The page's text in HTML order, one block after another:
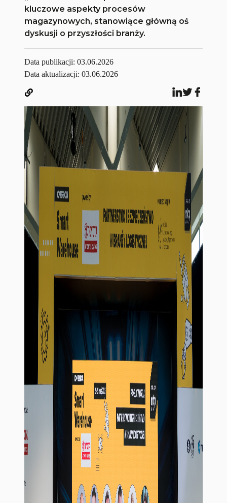
kluczowe aspekty procesów
magazynowych, stanowiące główną oś
dyskusji o przyszłości branży.
Data publikacji:03.06.2026
Data aktualizacji: 03.06.2026